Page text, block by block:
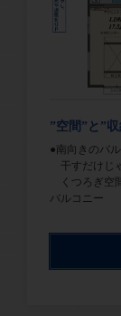
”空間”と”
●南向きのバ
干すだけじ
くつろぎ空